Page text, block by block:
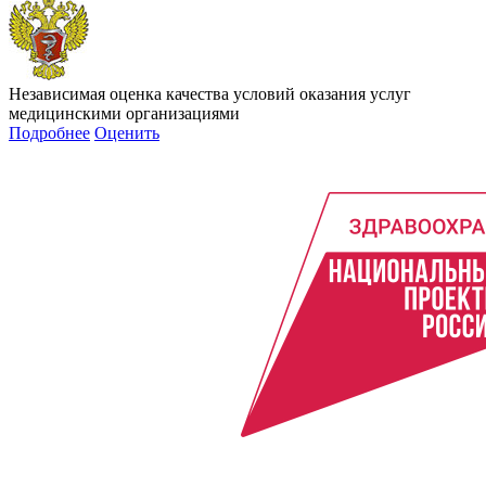
Независимая оценка качества условий оказания услуг
медицинскими организациями
Подробнее Оценить